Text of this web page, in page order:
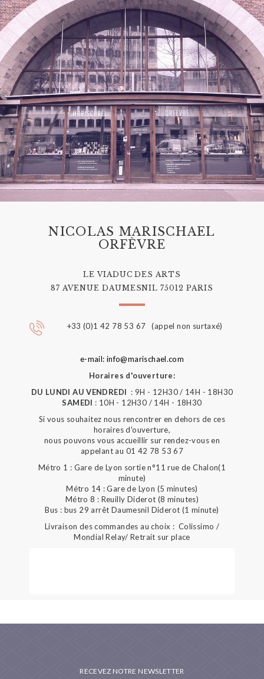
NICOLAS MARISCHAEL
ORFÈVRE
LE VIADUC DES ARTS
87 AVENUE DAUMESNIL 75012 PARIS
+33 (0)1 42 78 53 67 (appel non surtaxé)
e-mail: info@marischael.com
Horaires d'ouverture:
DU LUNDI AU VENDREDI : 9H - 12H30 / 14H - 18H30
SAMEDI : 10H - 12H30 / 14H - 18H30
Si vous souhaitez nous rencontrer en dehors de ces
horaires d'ouverture,
nous pouvons vous accueillir sur rendez-vous en
appelant au 01 42 78 53 67
Métro 1 : Gare de Lyon sortie n°11 rue de Chalon(1
minute)
Métro 14 : Gare de Lyon (5 minutes)
Métro 8 : Reuilly Diderot (8 minutes)
Bus : bus 29 arrêt Daumesnil Diderot (1 minute)
Livraison des commandes au choix : Colissimo /
Mondial Relay/ Retrait sur place
RECEVEZ NOTRE NEWSLETTER